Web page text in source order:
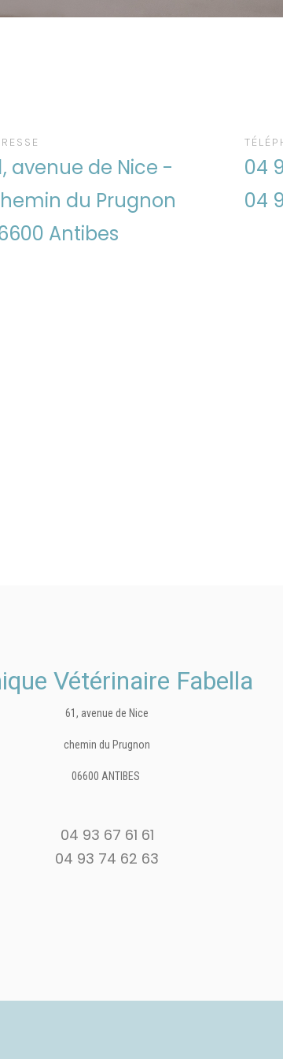
avenue de Nice -
du Prugnon
Antibes
04
04
Vétérinaire Fabella
61, avenue de Nice
chemin du Prugnon
06600 ANTIBES
04 93 67 61 61
04 93 74 62 63